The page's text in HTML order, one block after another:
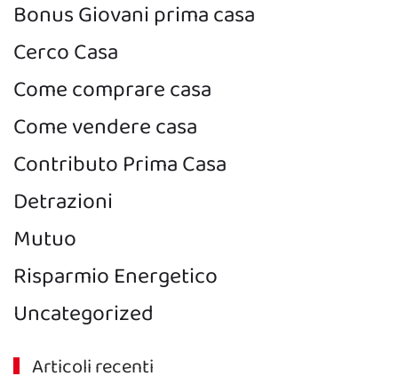
Bonus Giovani prima casa
Cerco Casa
Come comprare casa
Come vendere casa
Contributo Prima Casa
Detrazioni
Mutuo
Risparmio Energetico
Uncategorized
Articoli recenti